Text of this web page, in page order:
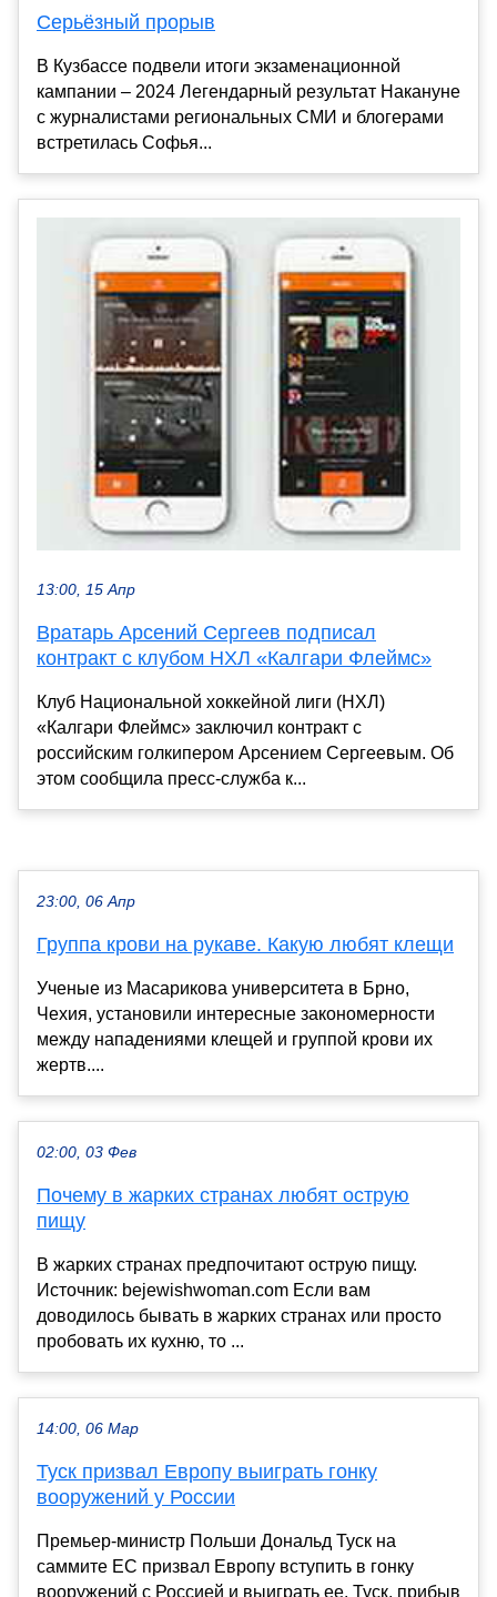
Серьёзный прорыв
В Кузбассе подвели итоги экзаменационной
кампании – 2024 Легендарный результат Накануне
с журналистами региональных СМИ и блогерами
встретилась Софья...
13:00, 15 Апр
Вратарь Арсений Сергеев подписал
контракт с клубом НХЛ «Калгари Флеймс»
Клуб Национальной хоккейной лиги (НХЛ)
«Калгари Флеймс» заключил контракт с
российским голкипером Арсением Сергеевым. Об
этом сообщила пресс-служба к...
23:00, 06 Апр
Группа крови на рукаве. Какую любят клещи
Ученые из Масарикова университета в Брно,
Чехия, установили интересные закономерности
между нападениями клещей и группой крови их
жертв....
02:00, 03 Фев
Почему в жарких странах любят острую
пищу
В жарких странах предпочитают острую пищу.
Источник: bejewishwoman.com Если вам
доводилось бывать в жарких странах или просто
пробовать их кухню, то ...
14:00, 06 Мар
Туск призвал Европу выиграть гонку
вооружений у России
Премьер-министр Польши Дональд Туск на
саммите ЕС призвал Европу вступить в гонку
вооружений с Россией и выиграть ее. Туск, прибыв